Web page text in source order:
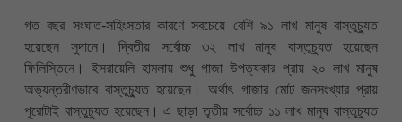
গত বছর সংঘাত-সহিংসতার কারণে সবচেয়ে বেশি ৯১ লাখ মানুষ বাস্তুচ্যুত
হয়েছেন সুদানে। দ্বিতীয় সর্বোচ্চ ৩২ লাখ মানুষ বাস্তুচ্যুত হয়েছেন
ফিলিস্তিনে। ইসরায়েলি হামলায় শুধু গাজা উপত্যকার প্রায় ২০ লাখ মানুষ
অভ্যন্তরীণভাবে বাস্তুচ্যুত হয়েছেন। অর্থাৎ গাজার মোট জনসংখ্যার প্রায়
পুরোটাই বাস্তুচ্যুত হয়েছেন। এ ছাড়া তৃতীয় সর্বোচ্চ ১১ লাখ মানুষ বাস্তুচ্যুত